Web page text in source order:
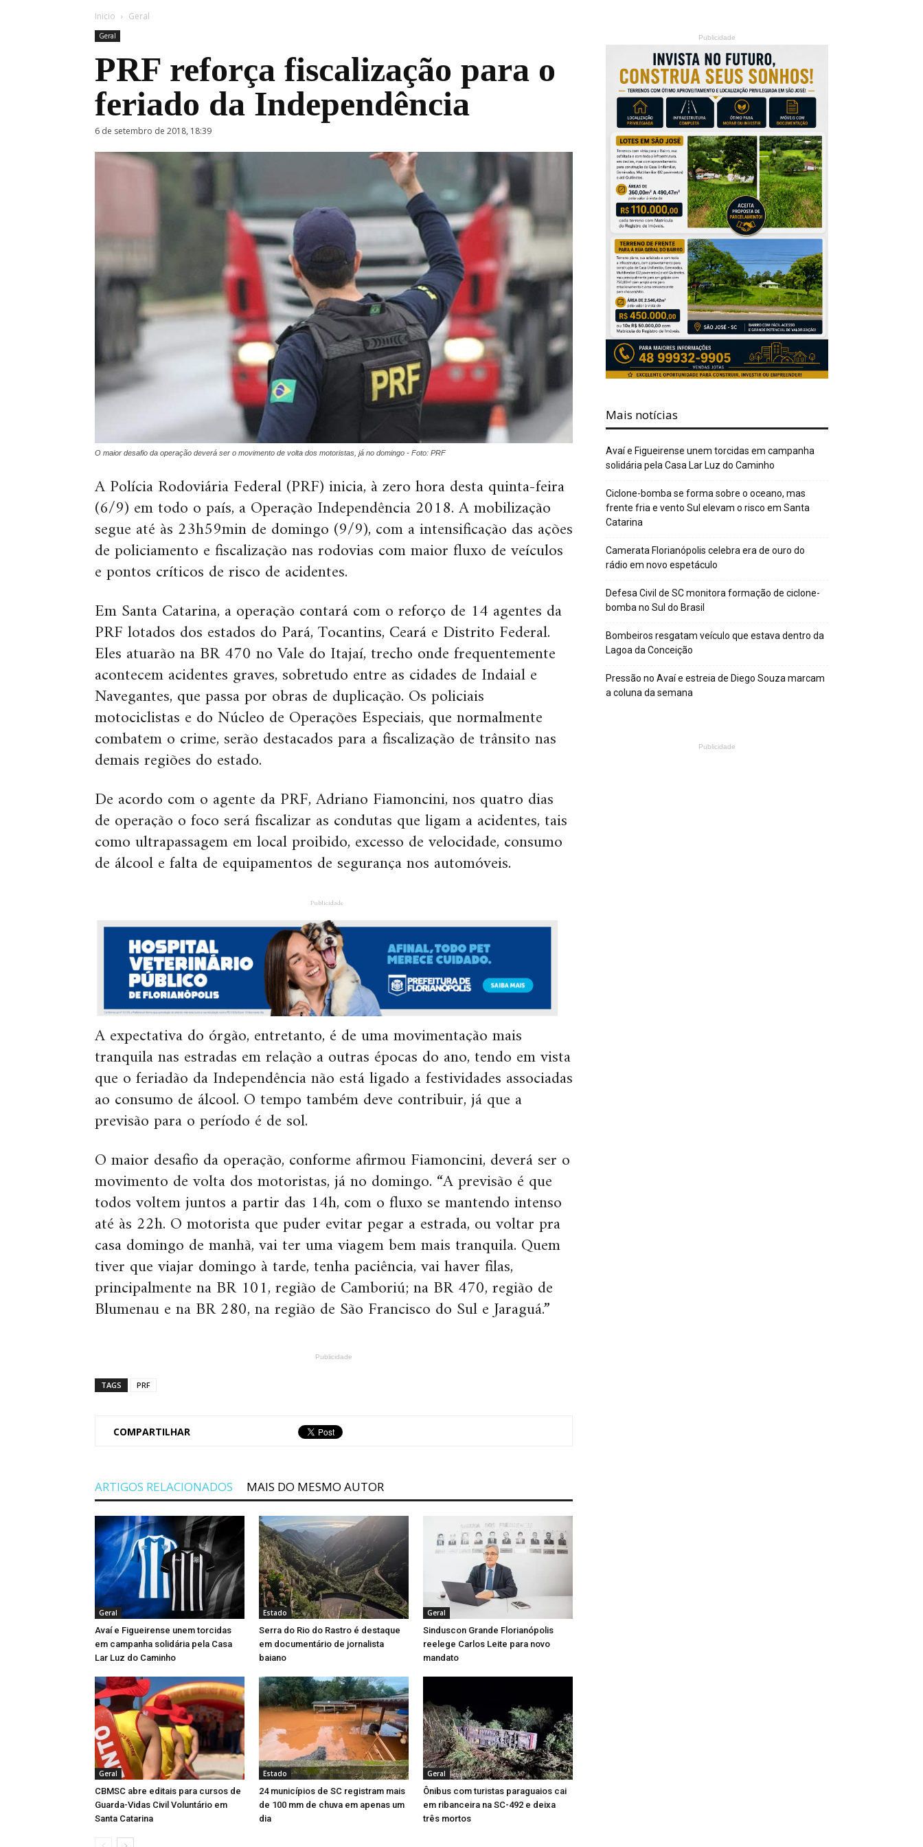
Inicio Geral
Geral
PRF reforça fiscalização para o
feriado da Independência
6 de setembro de 2018, 18:39
O maior desafio da operação deverá ser o movimento de volta dos motoristas, já no domingo - Foto: PRF
A Polícia Rodoviária Federal (PRF) inicia, à zero hora desta quinta-feira
(6/9) em todo o país, a Operação Independência 2018. A mobilização
segue até às 23h59min de domingo (9/9), com a intensificação das ações
de policiamento e fiscalização nas rodovias com maior fluxo de veículos
e pontos críticos de risco de acidentes.
Em Santa Catarina, a operação contará com o reforço de 14 agentes da
PRF lotados dos estados do Pará, Tocantins, Ceará e Distrito Federal.
Eles atuarão na BR 470 no Vale do Itajaí, trecho onde frequentemente
acontecem acidentes graves, sobretudo entre as cidades de Indaial e
Navegantes, que passa por obras de duplicação. Os policiais
motociclistas e do Núcleo de Operações Especiais, que normalmente
combatem o crime, serão destacados para a fiscalização de trânsito nas
demais regiões do estado.
De acordo com o agente da PRF, Adriano Fiamoncini, nos quatro dias
de operação o foco será fiscalizar as condutas que ligam a acidentes, tais
como ultrapassagem em local proibido, excesso de velocidade, consumo
de álcool e falta de equipamentos de segurança nos automóveis.
Publicidade
A expectativa do órgão, entretanto, é de uma movimentação mais
tranquila nas estradas em relação a outras épocas do ano, tendo em vista
que o feriadão da Independência não está ligado a festividades associadas
ao consumo de álcool. O tempo também deve contribuir, já que a
previsão para o período é de sol.
O maior desafio da operação, conforme afirmou Fiamoncini, deverá ser o
movimento de volta dos motoristas, já no domingo. “A previsão é que
todos voltem juntos a partir das 14h, com o fluxo se mantendo intenso
até às 22h. O motorista que puder evitar pegar a estrada, ou voltar pra
casa domingo de manhã, vai ter uma viagem bem mais tranquila. Quem
tiver que viajar domingo à tarde, tenha paciência, vai haver filas,
principalmente na BR 101, região de Camboriú; na BR 470, região de
Blumenau e na BR 280, na região de São Francisco do Sul e Jaraguá.”
Publicidade
TAGS PRF
COMPARTILHAR
ARTIGOS RELACIONADOS MAIS DO MESMO AUTOR
Geral
Avaí e Figueirense unem torcidas
em campanha solidária pela Casa
Lar Luz do Caminho
Estado
Serra do Rio do Rastro é destaque
em documentário de jornalista
baiano
Geral
Sinduscon Grande Florianópolis
reelege Carlos Leite para novo
mandato
Geral
CBMSC abre editais para cursos de
Guarda-Vidas Civil Voluntário em
Santa Catarina
Estado
24 municípios de SC registram mais
de 100 mm de chuva em apenas um
dia
Geral
Ônibus com turistas paraguaios cai
em ribanceira na SC-492 e deixa
três mortos
Publicidade
Mais notícias
Avaí e Figueirense unem torcidas em campanha
solidária pela Casa Lar Luz do Caminho
Ciclone-bomba se forma sobre o oceano, mas
frente fria e vento Sul elevam o risco em Santa
Catarina
Camerata Florianópolis celebra era de ouro do
rádio em novo espetáculo
Defesa Civil de SC monitora formação de ciclone-
bomba no Sul do Brasil
Bombeiros resgatam veículo que estava dentro da
Lagoa da Conceição
Pressão no Avaí e estreia de Diego Souza marcam
a coluna da semana
Publicidade